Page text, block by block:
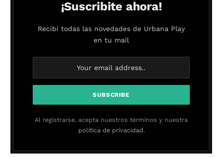
¡Suscribite ahora!
Recibí todas las novedades de Urbana Play
en tu mail
Al registrarse, acepta nuestros términos y nuestra
política de privacidad.